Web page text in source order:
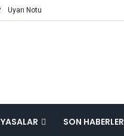
Uyarı Notu
SON HABERLER